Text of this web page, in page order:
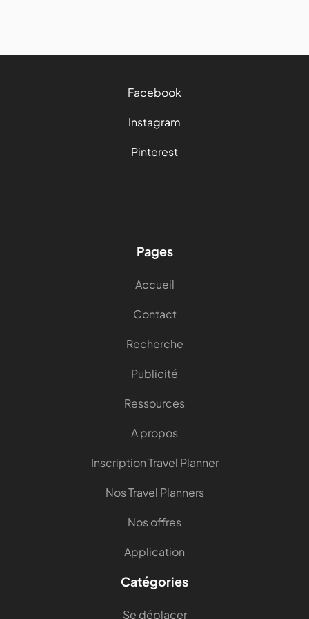
Facebook
Instagram
Pinterest
Pages
Accueil
Contact
Recherche
Publicité
Ressources
A propos
Inscription Travel Planner
Nos Travel Planners
Nos offres
Application
Catégories
Se déplacer